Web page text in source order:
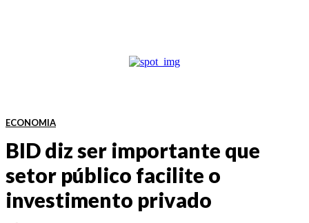
ECONOMIA
BID diz ser importante que
setor público facilite o
investimento privado